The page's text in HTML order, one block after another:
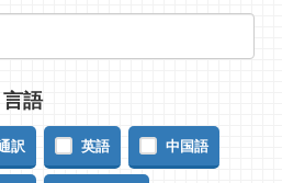
語
訳 英語 中国語